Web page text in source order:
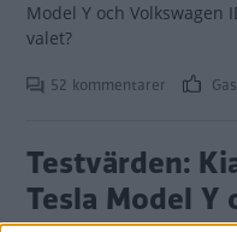
Model Y och Volkswagen
valet?
52 kommentarer
Testvärden:
Tesla Model Y